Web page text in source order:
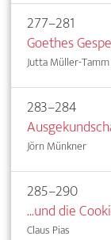
277–281
Goethes
Jutta Müller-Tamm
283–284
Jörn Münkner
285–290
...und die
Claus Pias